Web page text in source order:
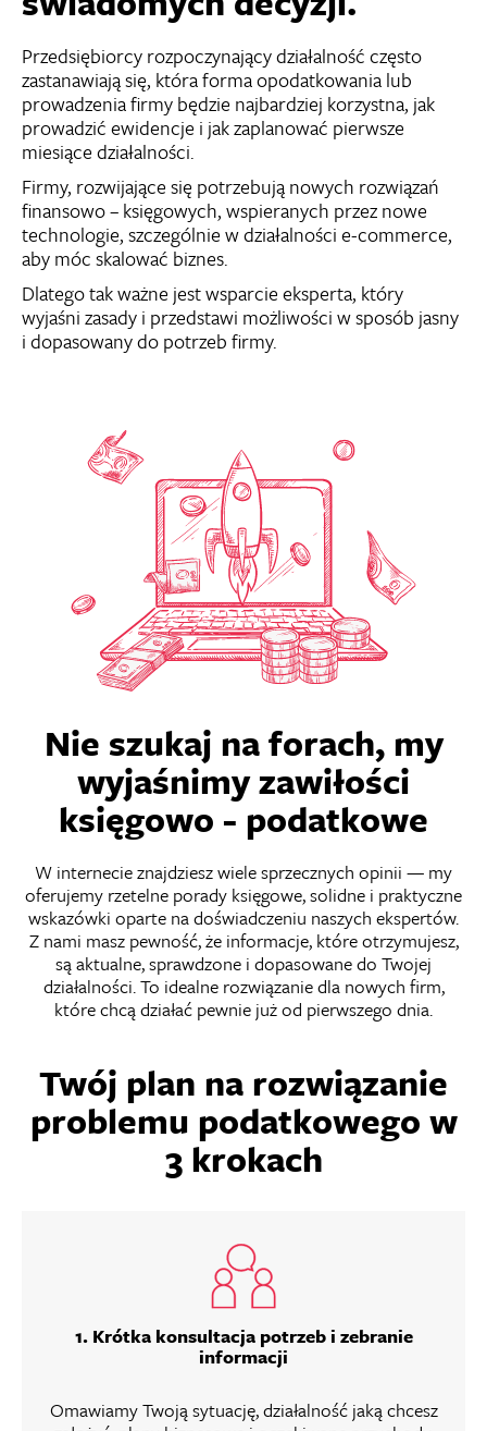
Przedsiębiorcy rozpoczynający działalność często
zastanawiają się, która forma opodatkowania lub
prowadzenia firmy będzie najbardziej korzystna, jak
prowadzić ewidencje i jak zaplanować pierwsze
miesiące działalności.
Firmy, rozwijające się potrzebują nowych rozwiązań
finansowo – księgowych, wspieranych przez nowe
technologie, szczególnie w działalności e-commerce,
aby móc skalować biznes.
Dlatego tak ważne jest wsparcie eksperta, który
wyjaśni zasady i przedstawi możliwości w sposób jasny
i dopasowany do potrzeb firmy.
Nie szukaj na forach, my
wyjaśnimy zawiłości
księgowo - podatkowe
W internecie znajdziesz wiele sprzecznych opinii — my
oferujemy rzetelne porady księgowe, solidne i praktyczne
wskazówki oparte na doświadczeniu naszych ekspertów.
Z nami masz pewność, że informacje, które otrzymujesz,
są aktualne, sprawdzone i dopasowane do Twojej
działalności. To idealne rozwiązanie dla nowych firm,
które chcą działać pewnie już od pierwszego dnia.
Twój plan na rozwiązanie
problemu podatkowego w
3 krokach
1. Krótka konsultacja potrzeb i zebranie
informacji
Omawiamy Twoją sytuację, działalność jaką chcesz